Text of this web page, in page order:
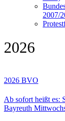
2007/
2026
2026 BVO
Ab sofort heißt es:
Bayreuth